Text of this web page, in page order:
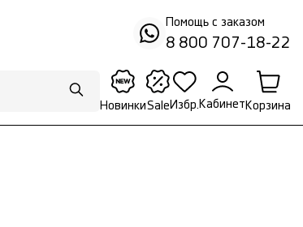
Помощь с заказом
8 800 707-18-22
НовинкиSale Избр. Кабинет Корзина